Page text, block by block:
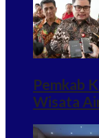
Pemkab
Wisata